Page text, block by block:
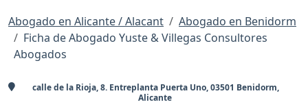
Abogado en Alicante / Alacant
Abogado en Benidorm
Ficha de Abogado Yuste & Villegas Consultores
Abogados
calle de la Rioja, 8. Entreplanta Puerta Uno, 03501 Benidorm,
Alicante